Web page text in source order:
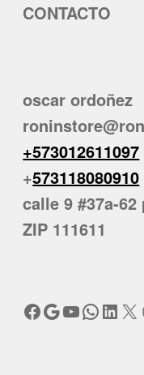
CONTACTO
oscar ordoñez
+573012611097
+573118080910
calle 9 #37a-
ZIP 111611
Facebook
Google
YouTube
X